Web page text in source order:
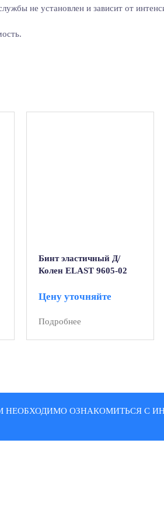
не установлен и зависит от
Бинт эластичный Д/
Колен ELAST 9605-02
Цену уточняйте
Подробнее
ОЗНАКОМИТЬСЯ С